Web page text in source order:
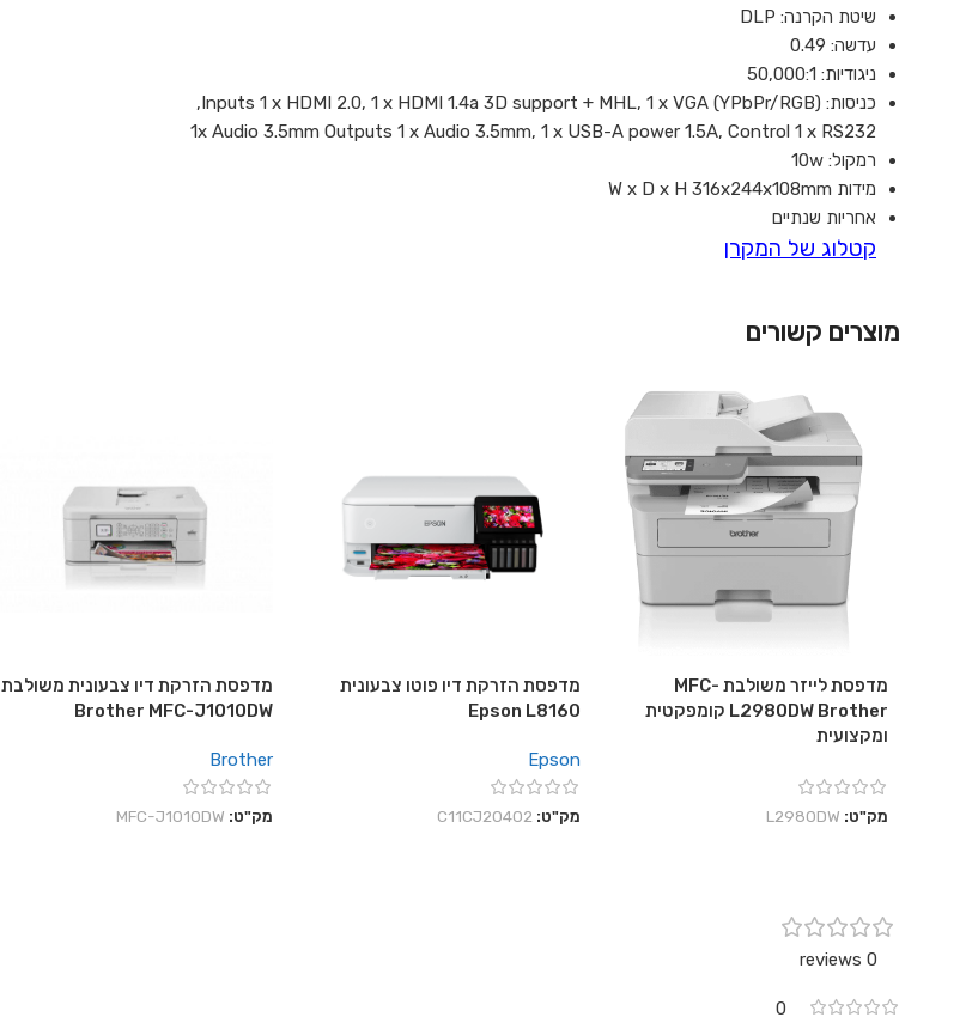
שיטת הקרנה: DLP
עדשה: 0.49
ניגודיות: 50,000:1
כניסות: Inputs 1 x HDMI 2.0, 1 x HDMI 1.4a 3D support + MHL, 1 x VGA (YPbPr/RGB),
1x Audio 3.5mm Outputs 1 x Audio 3.5mm, 1 x USB-A power 1.5A, Control 1 x RS232
רמקול: 10w
מידות W x D x H 316x244x108mm
אחריות שנתיים
קטלוג של המקרן
מוצרים קשורים
מדפסת לייזר משולבת MFC-
L2980DW Brother קומפקטית
ומקצועית
מק"ט: L2980DW
מדפסת הזרקת דיו פוטו צבעונית
Epson L8160
Epson
מק"ט: C11CJ20402
מדפסת הזרקת דיו צבעונית משולבת
Brother MFC-J1010DW
Brother
מק"ט: MFC-J1010DW
0 reviews
0